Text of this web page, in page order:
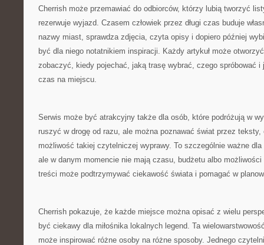
Cherrish może przemawiać do odbiorców, którzy lubią tworzyć
rezerwuje wyjazd. Czasem człowiek przez długi czas buduje
nazwy miast, sprawdza zdjęcia, czyta opisy i dopiero później
być dla niego notatnikiem inspiracji. Każdy artykuł może
zobaczyć, kiedy pojechać, jaką trasę wybrać, czego spróbować
czas na miejscu.
Serwis może być atrakcyjny także dla osób, które podróżują w
ruszyć w drogę od razu, ale można poznawać świat przez
możliwość takiej czytelniczej wyprawy. To szczególnie ważne
ale w danym momencie nie mają czasu, budżetu albo
treści może podtrzymywać ciekawość świata i pomagać w
Cherrish pokazuje, że każde miejsce można opisać z wielu
być ciekawy dla miłośnika lokalnych legend. Ta
może inspirować różne osoby na różne sposoby. Jednego